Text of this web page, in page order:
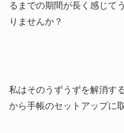
るまでの期間が長く感じて
りませんか？
私はそのうずうずを解消す
から手帳のセットアップに